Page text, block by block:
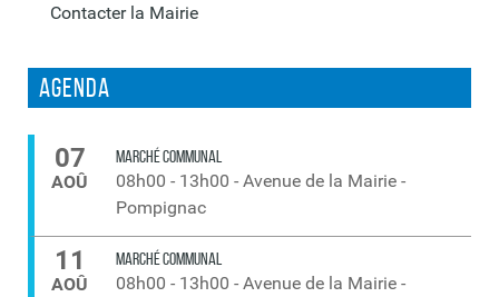
Contacter la Mairie
Agenda
07
AOÛ
MARCHÉ COMMUNAL
08h00 - 13h00 - Avenue de la Mairie -
Pompignac
11
AOÛ
MARCHÉ COMMUNAL
08h00 - 13h00 - Avenue de la Mairie -